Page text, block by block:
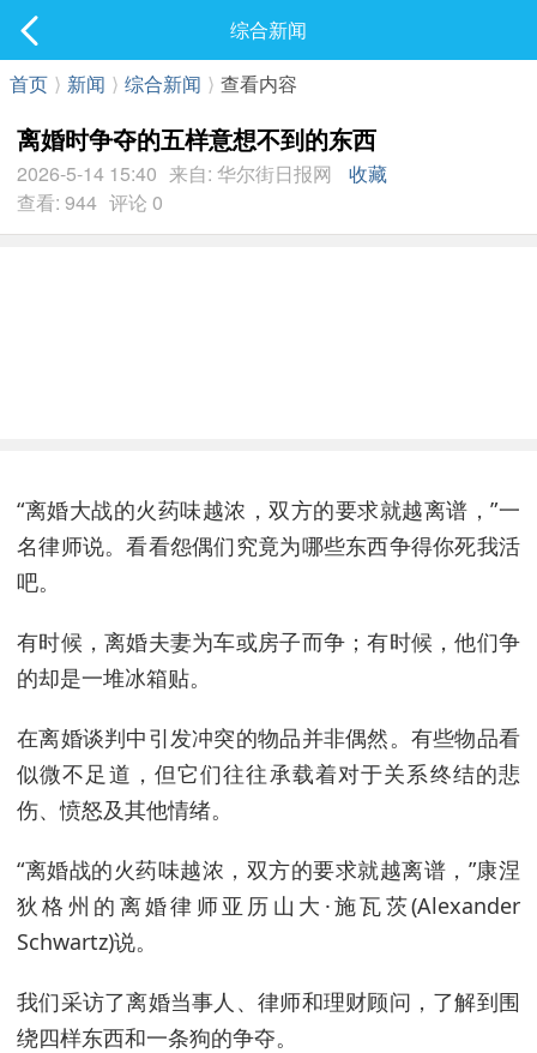
最新发表
综合新闻
首页 ⟩ 新闻 ⟩ 综合新闻 ⟩ 查看内容
离婚时争夺的五样意想不到的东西
2026-5-14 15:40 来自: 华尔街日报网
收藏
查看: 944 评论 0
“离婚大战的火药味越浓，双方的要求就越离谱，”一
名律师说。看看怨偶们究竟为哪些东西争得你死我活
吧。
有时候，离婚夫妻为车或房子而争；有时候，他们争
的却是一堆冰箱贴。
在离婚谈判中引发冲突的物品并非偶然。有些物品看
似微不足道，但它们往往承载着对于关系终结的悲
伤、愤怒及其他情绪。
“离婚战的火药味越浓，双方的要求就越离谱，”康涅
狄格州的离婚律师亚历山大·施瓦茨(Alexander
Schwartz)说。
我们采访了离婚当事人、律师和理财顾问，了解到围
绕四样东西和一条狗的争夺。